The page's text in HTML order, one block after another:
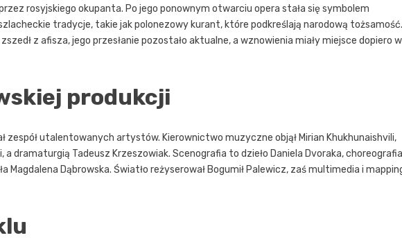
rosyjskiego okupanta. Po jego ponownym otwarciu opera stała się symbolem
tradycje, takie jak polonezowy kurant, które podkreślają narodową tożsamość.
z afisza, jego przesłanie pozostało aktualne, a wznowienia miały miejsce dopiero w
produkcji
zespół utalentowanych artystów. Kierownictwo muzyczne objął Mirian Khukhunaishvili,
a dramaturgią Tadeusz Krzeszowiak. Scenografia to dzieło Daniela Dvoraka, choreografia
Magdalena Dąbrowska. Światło reżyserował Bogumił Palewicz, zaś multimedia i